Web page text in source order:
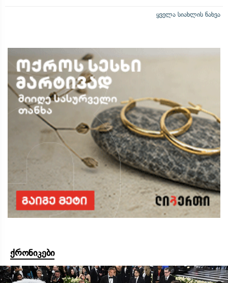
ყველა სიახლის ნახვა
ქრონიკები